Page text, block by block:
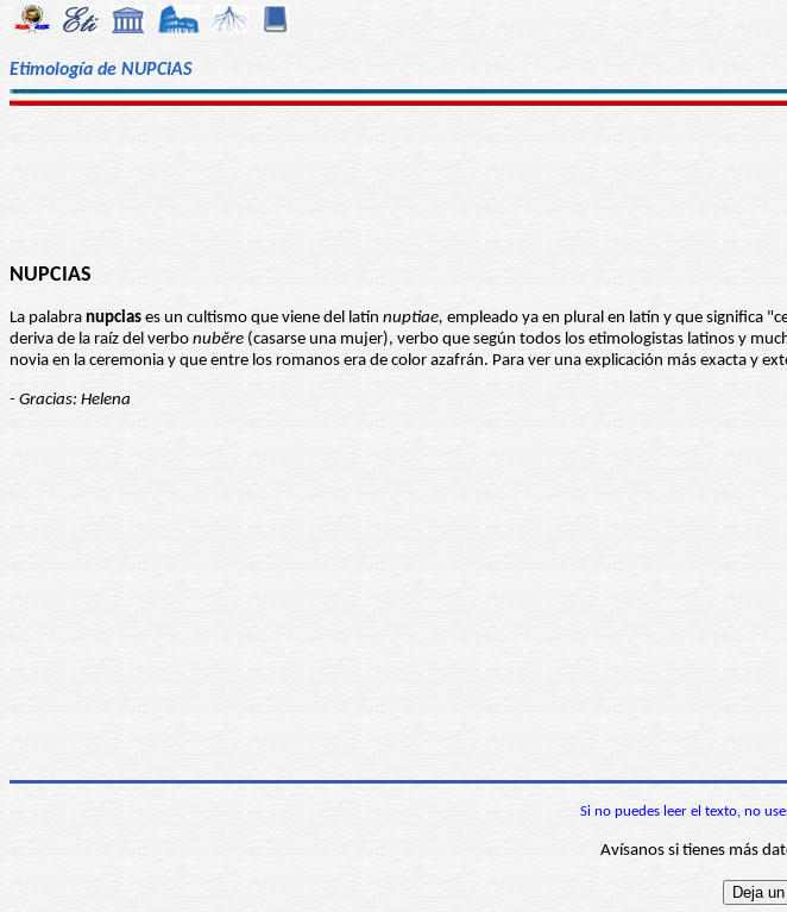
Etimología de NUPCIAS
NUPCIAS
La palabra nupcias es un cultismo que viene del latín nuptiae, empleado ya en plural en latín y que significa
deriva de la raíz del verbo nubĕre (casarse una mujer), verbo que según todos los etimologistas latinos y
novia en la ceremonia y que entre los romanos era de color azafrán. Para ver una explicación más exacta y
- Gracias: Helena
Si no puedes leer el texto, no
Avísanos si tienes más